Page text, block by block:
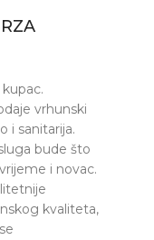
vrhunski
i sanitarija.
bude što
i novac.
kvaliteta,